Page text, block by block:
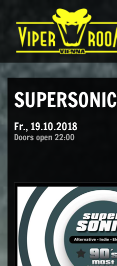
Hauptnavigation
SUPERSONIC
Fr., 19.10.2018
Doors open 22:00